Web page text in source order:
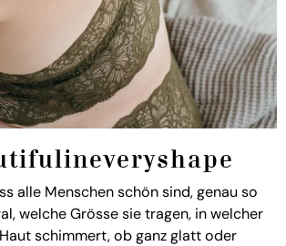
alle Menschen schön sind, genau so
welche Grösse sie tragen, in welcher
schimmert, ob ganz glatt oder